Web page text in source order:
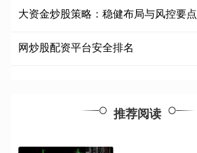
大资金炒股策略：稳健布局与风控要点
网炒股配资平台安全排名
推荐阅读